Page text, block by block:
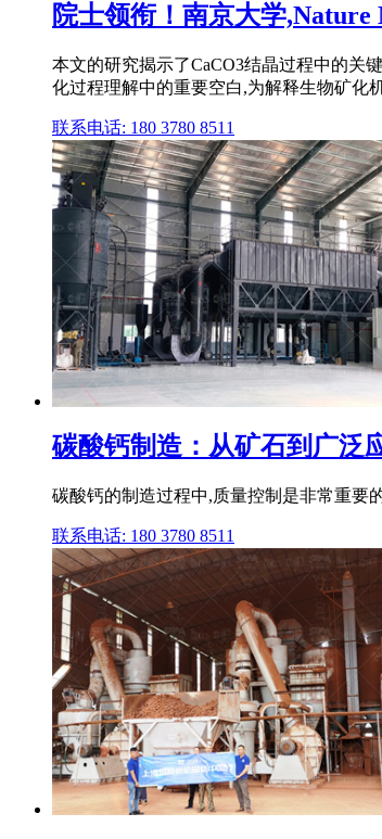
院士领衔！南京大学
本文的研究揭示了CaCO3结晶过程中的关
化过程理解中的重要空白,为解释生物矿化
联系电话: 180 3780 8511
碳酸钙制造：从矿石到广泛
碳酸钙的制造过程中,质量控制是非常重要
联系电话: 180 3780 8511